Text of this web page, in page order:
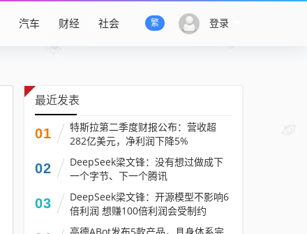
登录
繁
汽车 财经 社会
最近发表
01
特斯拉第二季度财报公布：营收超
282亿美元，净利润下降5%
02
DeepSeek梁文锋：没有想过做成下
一个字节、下一个腾讯
03
DeepSeek梁文锋：开源模型不影响6
倍利润 想赚100倍利润会受制约